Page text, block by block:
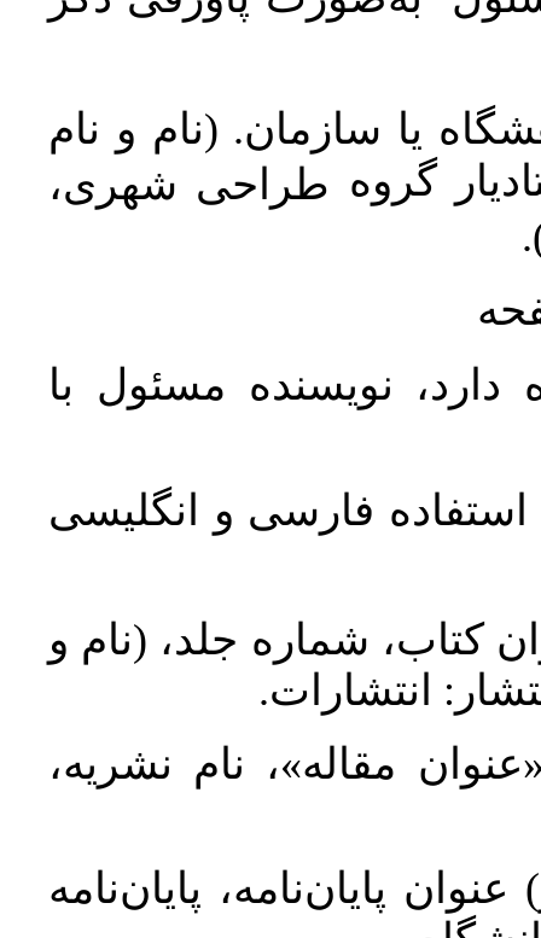
یا سازمان. (نام و نام
گروه طراحی شهری،
نویسنده مسئول با
استفاده فارسی و انگلیسی
کتاب، شماره جلد، (نام و
انتشارات.
مقاله»، نام نشریه،
پایان‌نامه، پایان‌نامه